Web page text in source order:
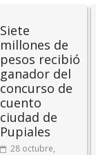
Siete
millones de
pesos recibió
ganador del
concurso de
cuento
ciudad de
Pupiales
28 octubre,